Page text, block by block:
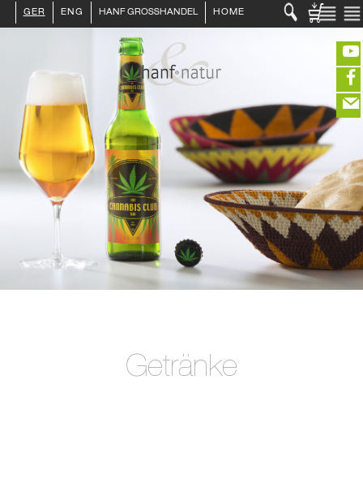
Getränke
GER ENG HANF GROSSHANDEL HOME
ENDKUNDE
KUNDENKONTO ANLEGEN
KONTAKT
INFO HANF
HANFLEBENSMITTEL
ROHSTOFFE
HANFKOSMETIK
HANFTEXTILIEN
ÜBER UNS
(portofreier Versand in DE)
EDITIEREN
ZUR KASSE eeeeeeeeeeeeeeeeeeeee
closeNotification.notification-close ffffffffffffffffffffff
ausblenden